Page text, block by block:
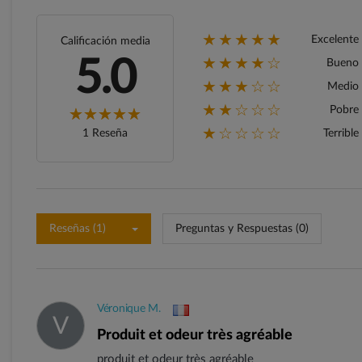
Calificación media
5.0
1 Reseña
★★★★★ Excelente
★★★★☆ Bueno
★★★☆☆ Medio
★★☆☆☆ Pobre
★☆☆☆☆ Terrible
Reseñas (1) Preguntas y Respuestas (0)
V
Véronique M.
produit et odeur très agréable
produit et odeur très agréable